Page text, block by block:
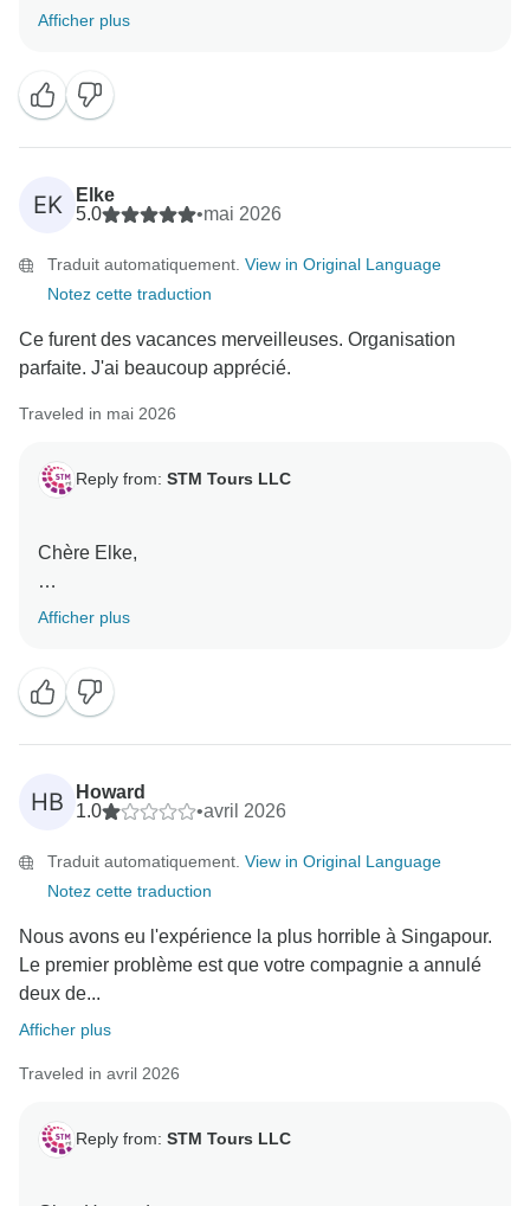
apprécié vos 7 jours à Singapour et que vous avez eu
voyage. Nous espérons vous accueillir à nouveau lors
Afficher plus
EK
Elke
5.0
•mai 2026
Traduit automatiquement. View in Original Language
Notez cette traduction
Ce furent des vacances merveilleuses. Organisation
parfaite. J'ai beaucoup apprécié.
Traveled in mai 2026
Reply from: STM Tours LLC
Chère Elke,
Nous vous remercions pour vos commentaires. Nous
votre expérience. Nous avons eu le plaisir de vous
aider et nous espérons vous accueillir à nouveau lors
d'un autre voyage mémorable à l'avenir.
Afficher plus
HB
Howard
1.0
•avril 2026
Traduit automatiquement. View in Original Language
Notez cette traduction
Nous avons eu l'expérience la plus horrible à Singapour.
Le premier problème est que votre compagnie a annulé
deux de...
Afficher plus
Traveled in avril 2026
Reply from: STM Tours LLC